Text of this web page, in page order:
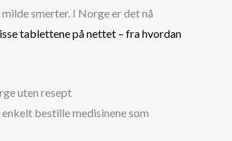
smerter. I Norge er det nå
tablettene på nettet – fra hvordan
uten resept
bestille medisinene som